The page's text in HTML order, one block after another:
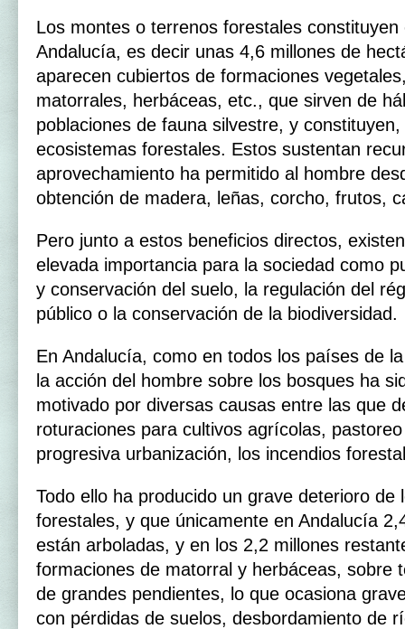
Los montes o terrenos forestales
Andalucía, es decir unas 4,6 millones de
aparecen cubiertos de formaciones
matorrales, herbáceas, etc., que sirven de
poblaciones de fauna silvestre, y
ecosistemas forestales. Estos sustentan
aprovechamiento ha permitido al hombre
obtención de madera, leñas, corcho, frutos,
Pero junto a estos beneficios directos,
elevada importancia para la sociedad como
y conservación del suelo, la regulación del
público o la conservación de la biodiversidad.
En Andalucía, como en todos los países de
la acción del hombre sobre los bosques ha
motivado por diversas causas entre las que
roturaciones para cultivos agrícolas,
progresiva urbanización, los incendios
Todo ello ha producido un grave deterioro de
forestales, y que únicamente en Andalucía
están arboladas, y en los 2,2 millones
formaciones de matorral y herbáceas, sobre
de grandes pendientes, lo que ocasiona
con pérdidas de suelos, desbordamiento de